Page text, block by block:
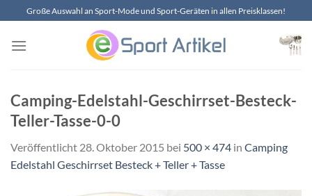
Inhalt
springen
Große Auswahl an Sport-Mode und Sport-Geräten in allen Preisklassen!
Camping-Edelstahl-Geschirrset-Besteck-
Teller-Tasse-0-0
Veröffentlicht 28. Oktober 2015 bei 500 × 474 in Camping
Edelstahl Geschirrset Besteck + Teller + Tasse